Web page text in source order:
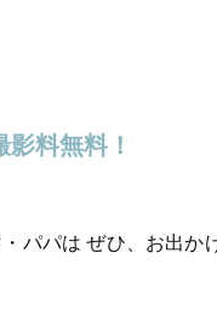
料無料！
パパは ぜひ、お出か